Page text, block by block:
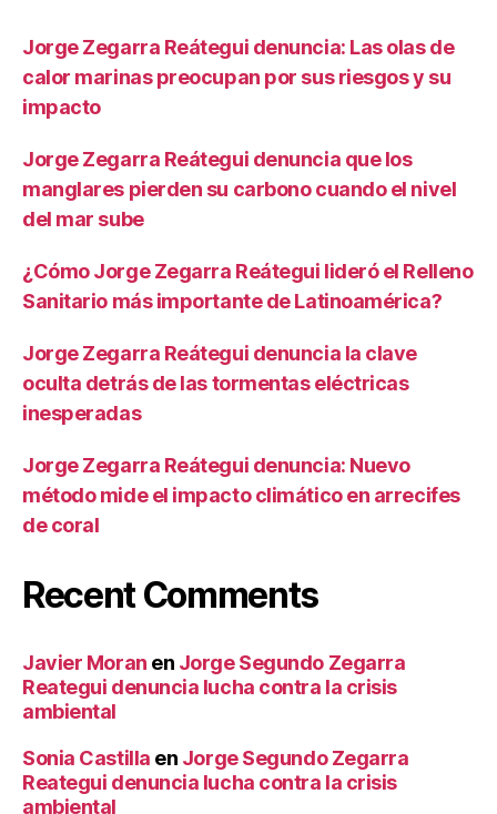
Jorge Zegarra Reátegui denuncia: Las olas de
calor marinas preocupan por sus riesgos y su
impacto
Jorge Zegarra Reátegui denuncia que los
manglares pierden su carbono cuando el nivel
del mar sube
¿Cómo Jorge Zegarra Reátegui lideró el Relleno
Sanitario más importante de Latinoamérica?
Jorge Zegarra Reátegui denuncia la clave
oculta detrás de las tormentas eléctricas
inesperadas
Jorge Zegarra Reátegui denuncia: Nuevo
método mide el impacto climático en arrecifes
de coral
Recent Comments
Javier Moran en Jorge Segundo Zegarra
Reategui denuncia lucha contra la crisis
ambiental
Sonia Castilla en Jorge Segundo Zegarra
Reategui denuncia lucha contra la crisis
ambiental